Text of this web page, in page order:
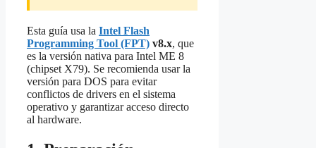
Esta guía usa la Intel Flash
Programming Tool (FPT) v8.x, que
es la versión nativa para Intel ME 8
(chipset X79). Se recomienda usar la
versión para DOS para evitar
conflictos de drivers en el sistema
operativo y garantizar acceso directo
al hardware.